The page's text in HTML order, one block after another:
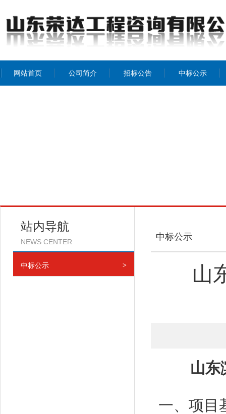
网站首页 公司简介 招标公告 中标公示
站内导航
NEWS CENTER
中标公示 >
中标公示
山
山东
一、项目